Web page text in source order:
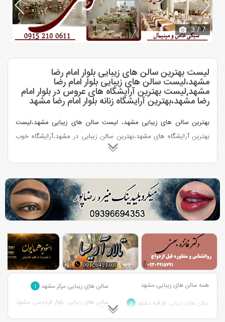
3/ 7
لیست بهترین سالن های زیبایی بلوار امام رضا
مشهد،لیست سالن های زیبایی بلوار امام رضا
مشهد,لیست بهترین آرایشگاه های عروس در بلوار امام
رضا مشهد،بهترین آرایشگاه زنانه بلوار امام رضا مشهد
بهترین سالن های زیبایی مشهد، لیست سالن های زیبایی مشهد،لیست
بهترین آرایشگاه های مشهد،بهترین سالن زیبایی در مشهد،آرایشگاه خوب
در مشهد،بهترین آرایشگاه عروس در مشهد،لیست آرایشگاه های زنانه
مشهد، سالن زیبایی معروف در مشهد،میکاپ آرتیست در مشهد
همه سالن های زیبایی مشهد سالن های زیبایی مرکز مشهد ۱
سالن های زیبایی طرقبه مشهد ۵ سالن های زیبایی بلوار فردوسی مشهد